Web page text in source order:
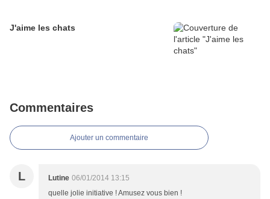
J'aime les chats
Commentaires
Ajouter un commentaire
L Lutine 06/01/2014 13:15
quelle jolie initiative ! Amusez vous bien !